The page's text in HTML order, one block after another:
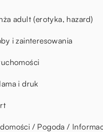
adult (erotyka, hazard)
i zainteresowania
i druk
/ Pogoda /